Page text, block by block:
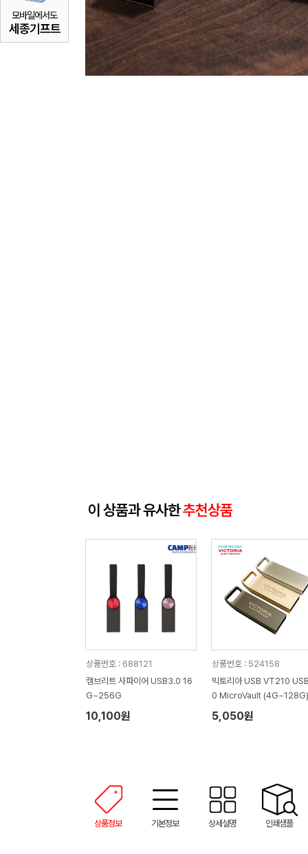
모바일에서도
세종기프트
이 상품과 유사한추천상품
상품번호 : 688121
캠브리트 사파이어 USB3.0 16
G~256G
10,100원
상품번호 : 524158
빅토리아 USB VT210
0 MicroVault (4G~128G)
5,050원
상품정보 기본정보 상세설명 인쇄샘플